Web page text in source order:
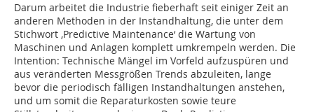
Darum arbeitet die Industrie fieberhaft seit einiger Zeit an
anderen Methoden in der Instandhaltung, die unter dem
Stichwort ‚Predictive Maintenance‘ die Wartung von
Maschinen und Anlagen komplett umkrempeln werden. Die
Intention: Technische Mängel im Vorfeld aufzuspüren und
aus veränderten Messgrößen Trends abzuleiten, lange
bevor die periodisch fälligen Instandhaltungen anstehen,
und um somit die Reparaturkosten sowie teure